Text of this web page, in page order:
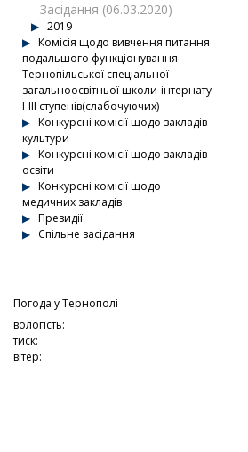
Засідання (06.03.2020)
2019
Комісія щодо вивчення питання
подальшого функціонування
Тернопільської спеціальної
загальноосвітньої школи-інтернату
І-ІІІ ступенів(слабочуючих)
Конкурсні комісії щодо закладів
культури
Конкурсні комісії щодо закладів
освіти
Конкурсні комісії щодо
медичних закладів
Президії
Спільне засідання
Погода уТернополі
вологість:
тиск:
вітер: